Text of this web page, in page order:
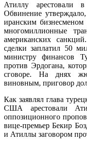
Атиллу
Обвинение
иранским бизнесменом
многомиллионные
американских
сделки заплатил 50
министру финансов
против Эрдогана,
сговоре. На днях
виновным, приговор
Как заявлял глава
США арестовали
оппозиционного
вице-премьер Бекир
и Атиллы заговором